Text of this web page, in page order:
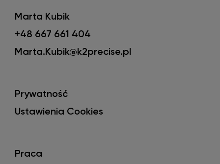
Marta Kubik
+48 667 661 404
Marta.Kubik@k2precise.pl
Prywatność
Ustawienia Cookies
Praca